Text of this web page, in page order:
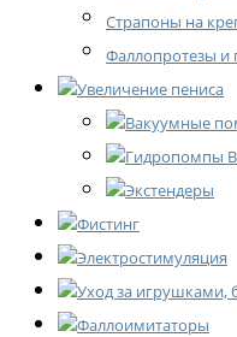
Страпоны на
Фаллопротезы и
Увеличение пениса
Вакуумные
Гидропомпы
Экстендеры
Фистинг
Электростимуляция
Уход за игрушками,
Фаллоимитаторы